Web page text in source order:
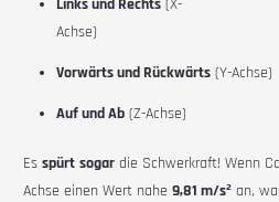
Links und Rechts (X-
Achse)
Vorwärts und Rückwärts (Y-Achse)
Auf und Ab (Z-Achse)
Esspürt sogar die Schwerkraft! Wenn
Achse einen Wert nahe9,81 m/s² an,